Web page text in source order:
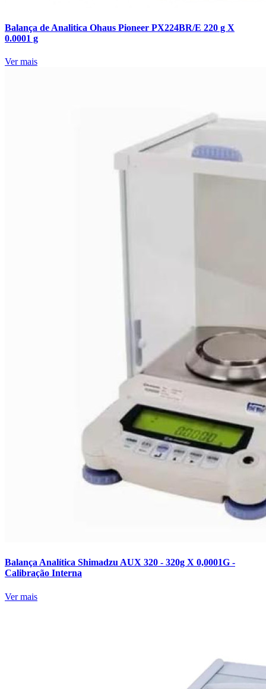
Balança de Analitica Ohaus Pioneer PX224BR/E 220 g X
0.0001 g
Ver mais
Balança Analítica Shimadzu AUX 320 - 320g X 0,0001G -
Calibração Interna
Ver mais